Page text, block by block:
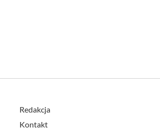
Redakcja
Kontakt